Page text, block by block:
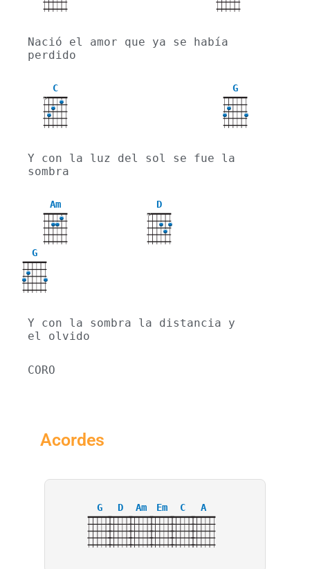
Nació el amor que ya se había
perdido
C
X
G
Y con la luz del sol se fue la
sombra
Am D
X
G
Y con la sombra la distancia y
el olvido
CORO
Acordes
G D Am Em C A